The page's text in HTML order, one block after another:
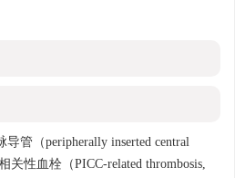
管（peripherally inserted central
关性血栓（PICC-related thrombosis,